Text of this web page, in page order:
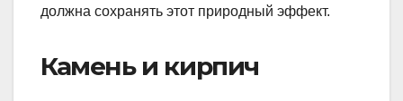
должна сохранять этот природный эффект.
Камень и кирпич